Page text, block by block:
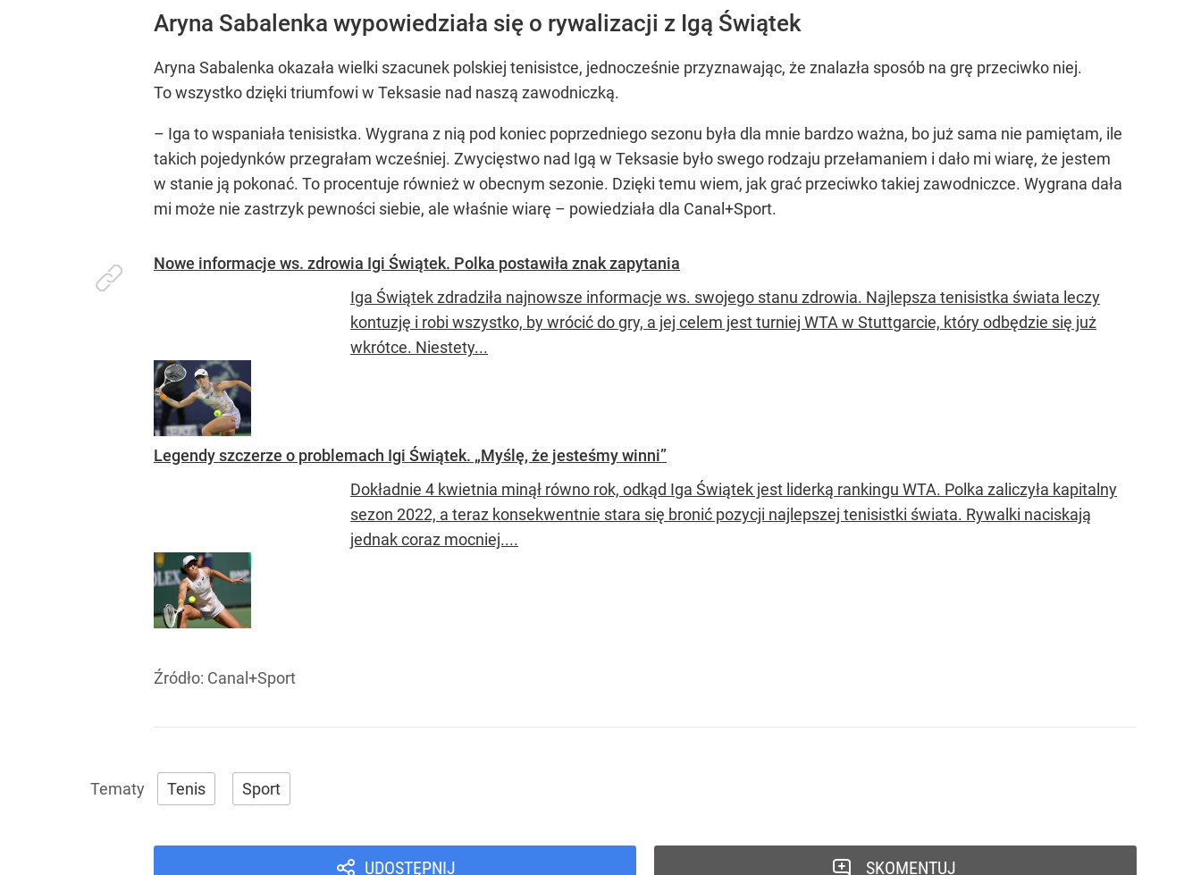
Aryna Sabalenka wypowiedziała się o rywalizacji z Igą Świątek
Aryna Sabalenka okazała wielki szacunek polskiej tenisistce, jednocześnie przyznawając, że znalazła sposób na grę przeciwko niej.
To wszystko dzięki triumfowi w Teksasie nad naszą zawodniczką.
– Iga to wspaniała tenisistka. Wygrana z nią pod koniec poprzedniego sezonu była dla mnie bardzo ważna, bo już sama nie pamiętam, ile
takich pojedynków przegrałam wcześniej. Zwycięstwo nad Igą w Teksasie było swego rodzaju przełamaniem i dało mi wiarę, że jestem
w stanie ją pokonać. To procentuje również w obecnym sezonie. Dzięki temu wiem, jak grać przeciwko takiej zawodniczce. Wygrana dała
mi może nie zastrzyk pewności siebie, ale właśnie wiarę – powiedziała dla Canal+Sport.
Nowe informacje ws. zdrowia Igi Świątek. Polka postawiła znak zapytania
Iga Świątek zdradziła najnowsze informacje ws. swojego stanu zdrowia. Najlepsza tenisistka świata leczy
kontuzję i robi wszystko, by wrócić do gry, a jej celem jest turniej WTA w Stuttgarcie, który odbędzie się już
wkrótce. Niestety...
Legendy szczerze o problemach Igi Świątek. „Myślę, że jesteśmy winni”
Dokładnie 4 kwietnia minął równo rok, odkąd Iga Świątek jest liderką rankingu WTA. Polka zaliczyła kapitalny
sezon 2022, a teraz konsekwentnie stara się bronić pozycji najlepszej tenisistki świata. Rywalki naciskają
jednak coraz mocniej....
Źródło: Canal+Sport
Tenis Sport
UDOSTĘPNIJ SKOMENTUJ